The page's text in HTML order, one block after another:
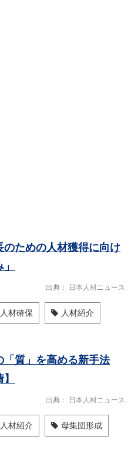
ための人材獲得に向け
出典 日本人材ニュース
人材確保 人材紹介
質」を高める新手法
出典 日本人材ニュース
人材紹介 母集団形成